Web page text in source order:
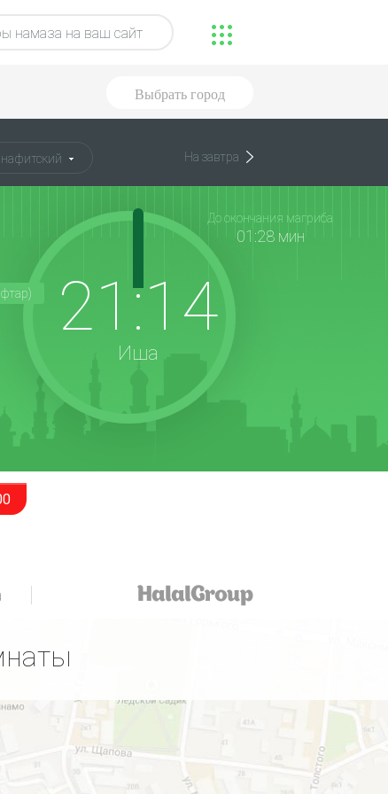
намаза на ваш сайт
Выбрать город
На завтра
До окончания магриба
01:28 мин
21:14
Иша